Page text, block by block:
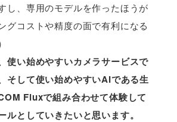
し、専用のモデルを作ったほうが
グコストや精度の面で有利になる
使い始めやすいカメラサービスで
そして使い始めやすいAIである生
Fluxで組み合わせて体験して
ルとしていきたいと思います。